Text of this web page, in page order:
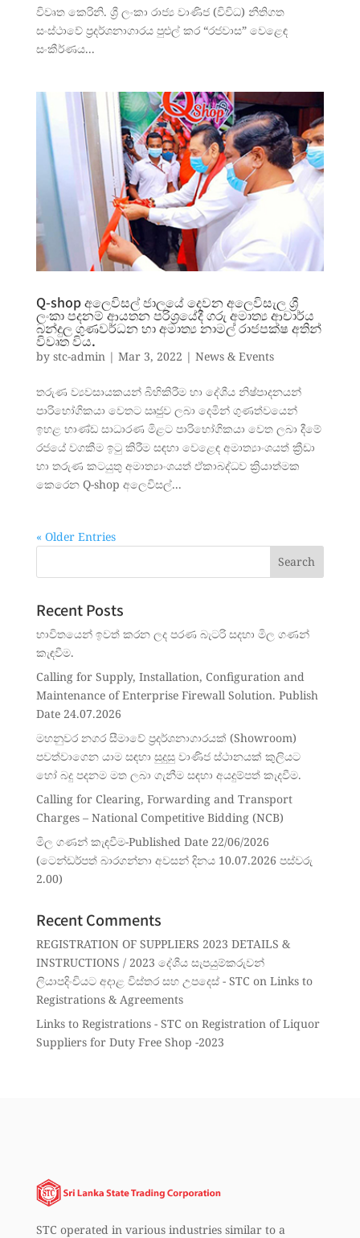
විවෘත කෙරිනි. ශ්‍රී ලංකා රාජ්‍ය වාණිජ (විවිධ) නීතිගත
සංස්ථාවේ ප්‍රදර්ශනාගාරය පුළුල් කර “රජවාස” වෙළෙඳ
සංකීර්ණය...
Q-shop අලෙවිසල් ජාලයේ දෙවන අලෙවිසැල ශ්‍රී
ලංකා පදනම් ආයතන පරිශ්‍රයේදී ගරු අමාත්‍ය ආචාර්ය
බන්දුල ගුණවර්ධන හා අමාත්‍ය නාමල් රාජපක්ෂ අතින්
විවෘත විය.
by stc-admin | Mar 3, 2022 | News & Events
තරුණ ව්‍යවසායකයන් බිහිකිරීම හා දේශීය නිෂ්පාදනයන්
පාරිභෝගිකයා වෙතට ඍජුව ලබා දෙමින් ගුණත්වයෙන්
ඉහළ භාණ්ඩ සාධාරණ මිළට පාරිභෝගිකයා වෙත ලබා දීමේ
රජයේ වගකීම ඉටු කිරීම සඳහා වෙළෙඳ අමාත්‍යාංශයත් ක්‍රීඩා
හා තරුණ කටයුතු අමාත්‍යාංශයත් ඒකාබද්ධව ක්‍රියාත්මක
කෙරෙන Q-shop අලෙවිසල්...
« Older Entries
Recent Posts
භාවිතයෙන් ඉවත් කරන ලද පරණ බැටරි සදහා මිල ගණන්
කැඳවීම.
Calling for Supply, Installation, Configuration and
Maintenance of Enterprise Firewall Solution. Publish
Date 24.07.2026
මහනුවර නගර සීමාවේ ප්‍රදර්ශනාගාරයක් (Showroom)
පවත්වාගෙන යාම සඳහා සුදුසු වාණිජ ස්ථානයක් කුලියට
හෝ බදු පදනම මත ලබා ගැනීම සඳහා අයදුම්පත් කැදවීම.
Calling for Clearing, Forwarding and Transport
Charges – National Competitive Bidding (NCB)
මිල ගණන් කැඳවීම-Published Date 22/06/2026
(ටෙන්ඩර්පත් බාරගන්නා අවසන් දිනය 10.07.2026 පස්වරු
2.00)
Recent Comments
REGISTRATION OF SUPPLIERS 2023 DETAILS &
INSTRUCTIONS / 2023 දේශීය සැපයුම්කරුවන්
ලියාපදිංචියට අදාළ විස්තර සහ උපදෙස් - STC on Links to
Registrations & Agreements
Links to Registrations - STC on Registration of Liquor
Suppliers for Duty Free Shop -2023
STC operated in various industries similar to a